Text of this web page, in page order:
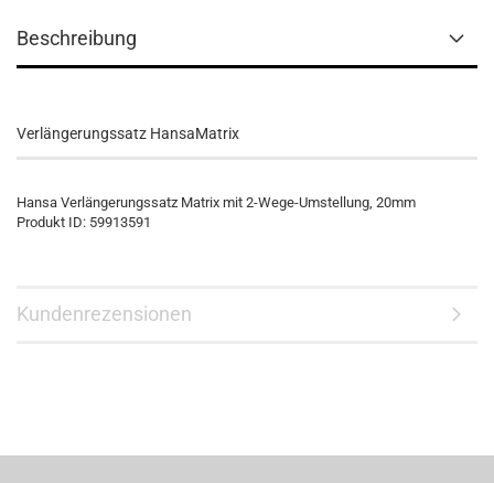
Beschreibung
Verlängerungssatz HansaMatrix
Hansa Verlängerungssatz Matrix mit 2-Wege-Umstellung, 20mm
Produkt ID: 59913591
Kundenrezensionen